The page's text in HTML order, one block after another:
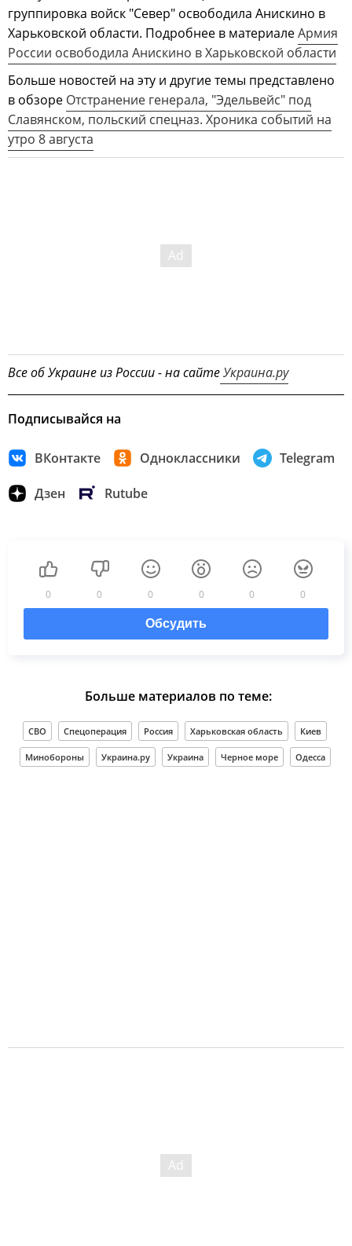
группировка войск "Север" освободила Анискино в
Харьковской области. Подробнее в материалеАрмия
России освободила Анискино в Харьковской области
Больше новостей на эту и другие темы представлено
в обзоре Отстранение генерала, "Эдельвейс" под
Славянском, польский спецназ. Хроника событий на
утро 8 августа
Все об Украине из России - на сайтеУкраина.ру
Подписывайся на
ВКонтакте Одноклассники Telegram
Дзен Rutube
0 0 0 0 0 0
Обсудить
Больше материалов по теме:
СВО Спецоперация Россия Харьковская область Киев
Минобороны Украина.ру Украина Черное море Одесса